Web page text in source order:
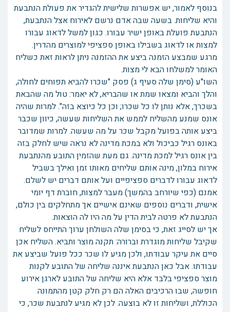
בנוסף לאמור, יש אפשרות שלישית להגדיר את פעולת הנתבעת
והיא שליחות. בשעה שבה אדם נרשם לאירוח אצל הנתבעת,
הנתבעת פועלת באופן ישיר עבורו. כגון למשל לדאוג עבורו
למצות או לדאוג בשבילו באופן ספציפי למוצרים מהדרין.
מרגע שמבצע הזמנה ביצע את ההזמנה ניתן לראות זאת כשליח
האומר למשלחו הבא לי מצות.
השו"ע (סימן שלה סעיף ג) פסק "שכרו להביא תפוחים לחולה,
והלך והביא ומצאו שמת או שהבריא, לא יאמר: טול מה שהבאת
בשכרך, אלא נותן לו כל שכרו; וכן כל כיוצא בזה". למרות שהיה
אונס שמנע מהשליח לממש את השליחות שעשה, כיוון שכבר
ביצע אותה בפועל מקבל שכר על מה שעשה. למרות שמדובר
באונס רגיל כביכול ולא במכת מדינה לא נראה שיש לחלק בזה
בין אונס רגיל למכת מדינה. גם מעת שהזמין התובע מהנתבעת
אירוח במלון, מינה אותם שליחים מאותו זמן ואילך בשביל
לדאוג עבורו לדברים ספציפיים ועל אותם דברים יש לשלם.
אמנם (כפי שיורחב בהמשך) מעבר למצות, חוברת דף יומי
אישית, ודברים נוספים שאינם אישיים אך מתחלקים בין כולם,
הנתבעת לא פרטה לבית הדין על מה היו לה הוצאות.
אך יש לסייג זאת, כי בסימן שלה השולחן ערוך התייחס לשליח
שקיבל שליחות מוגדרת וברורה: תקנה מוצר ותביא. השליח אכן
סיים את עיקר עבודתו, ולכן מגיע לו שכר ככל פועל שביצע את
עבודתו. אבל כאן הנתבעת איננה שליחה של התובע לקנות
מוצר ספציפי בלבד אלא היא שליחה של התובע לארגן אירוע
חופשה, שבו הרכיבים האלה הם רק חלק קטן מהתמונה
הכוללת, ושליחות זו לא בוצעה. לכן לא מגיע לנתבעת שכר, כי